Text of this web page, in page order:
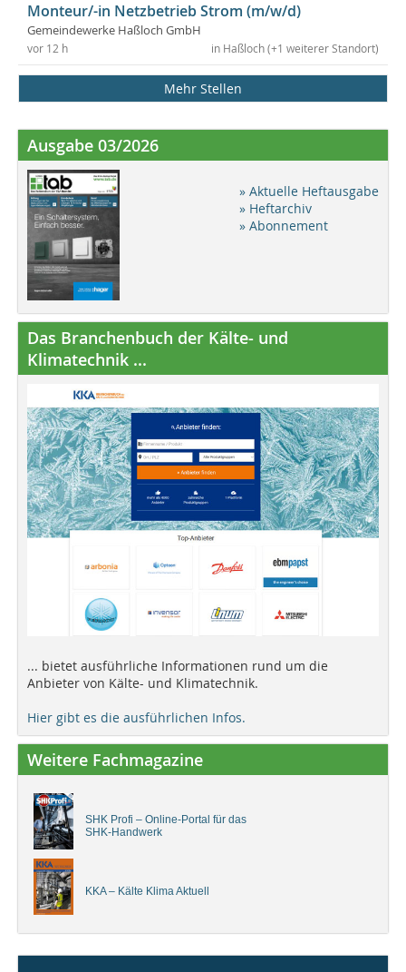
Monteur/-in Netzbetrieb Strom (m/w/d)
Gemeindewerke Haßloch GmbH
in Haßloch (+1 weiterer Standort)
vor 12 h
Mehr Stellen
Ausgabe 03/2026
» Aktuelle Heftausgabe
» Heftarchiv
» Abonnement
Das Branchenbuch der Kälte- und
Klimatechnik ...
... bietet ausführliche Informationen rund um die
Anbieter von Kälte- und Klimatechnik.
Hier gibt es die ausführlichen Infos.
Weitere Fachmagazine
SHK Profi – Online-Portal für das
SHK-Handwerk
KKA – Kälte Klima Aktuell